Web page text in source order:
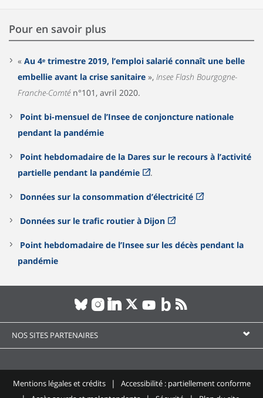
Pour en savoir plus
« Au 4ᵉ trimestre 2019, l’emploi salarié connaît une belle
embellie avant la crise sanitaire », Insee Flash Bourgogne-
Franche-Comté n°101, avril 2020.
Point bi-mensuel de l’Insee de conjoncture nationale
pendant la pandémie
Point hebdomadaire de la Dares sur le recours à l’activité
partielle pendant la pandémie
.
Données sur la consommation d’électricité
Données sur le trafic routier à Dijon
Point hebdomadaire de l’Insee sur les décès pendant la
pandémie
NOS SITES PARTENAIRES
Mentions légales et crédits
Accessibilité : partiellement conforme